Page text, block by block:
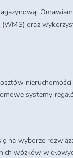
oraz
systemy
na wyborze
wózków